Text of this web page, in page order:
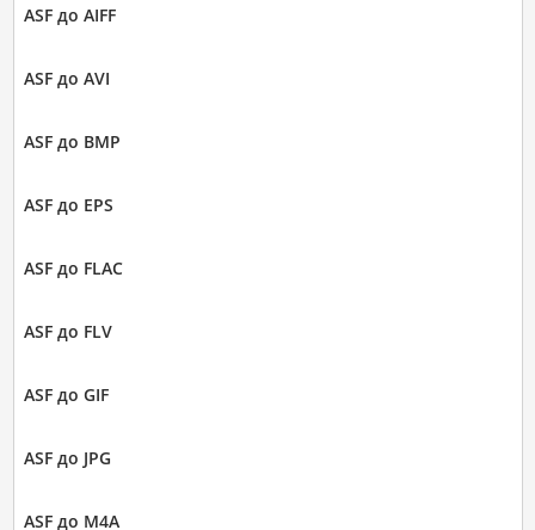
ASF до AIFF
ASF до AVI
ASF до BMP
ASF до EPS
ASF до FLAC
ASF до FLV
ASF до GIF
ASF до JPG
ASF до M4A